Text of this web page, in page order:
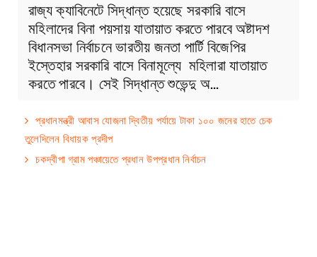
রাজ্য ক্যাবিনেটে সিদ্ধান্ত হয়েছে সরকারি বাসে
মহিলাদের বিনা পয়সায় যাতায়াত করতে পারবে অষ্টাদশ
বিধানসভা নির্বাচনে ভারতীয় জনতা পার্টি বিজেপির
ইস্তেহার সরকারি বাসে বিনামূল্যে মহিলারা যাতায়াত
করতে পারবে। সেই সিদ্ধান্ত শুভেন্দু অ…
প্রধানমন্ত্রী আবাস যোজনা দ্বিতীয় পর্যায়ে টাকা ১০০ জনের হাতে চেক
তুলেদিলেন বিধায়ক প্রদীপ
চকদ্বীপা গ্রাম পঞ্চায়েতে প্রধান উপপ্রধান নির্বাচন